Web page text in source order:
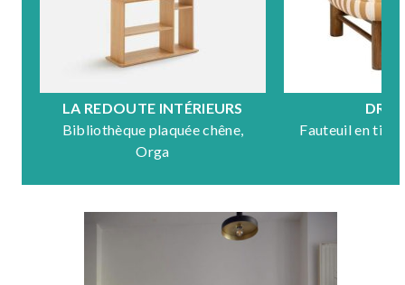
LA REDOUTE INTÉRIEURS
Bibliothèque plaquée chêne,
Orga
Fauteuil en